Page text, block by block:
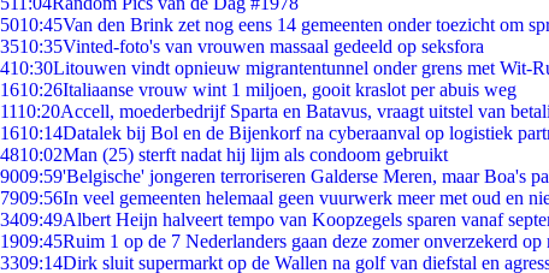
5010:45Van den Brink zet nog eens 14 gemeenten onder toezicht om
3510:35Vinted-foto's van vrouwen massaal gedeeld op seksfora
410:30Litouwen vindt opnieuw migrantentunnel onder grens met Wit-
1610:26Italiaanse vrouw wint 1 miljoen, gooit kraslot per abuis weg
1110:20Accell, moederbedrijf Sparta en Batavus, vraagt uitstel van
1610:14Datalek bij Bol en de Bijenkorf na cyberaanval op logistiek
4810:02Man (25) sterft nadat hij lijm als condoom gebruikt
9009:59'Belgische' jongeren terroriseren Galderse Meren, maar Boa's
7909:56In veel gemeenten helemaal geen vuurwerk meer met oud en
3409:49Albert Heijn halveert tempo van Koopzegels sparen vanaf
1909:45Ruim 1 op de 7 Nederlanders gaan deze zomer onverzekerd op
3309:14Dirk sluit supermarkt op de Wallen na golf van diefstal en